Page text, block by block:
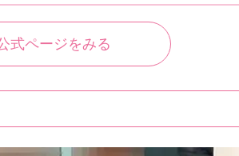
式ページをみる